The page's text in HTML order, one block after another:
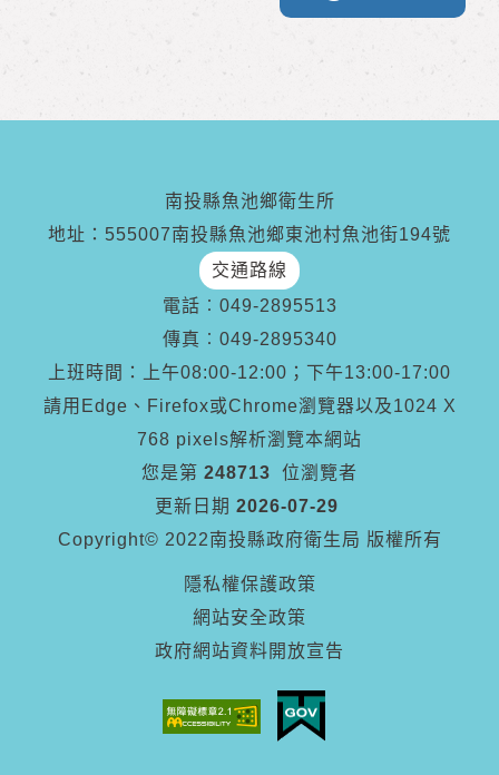
南投縣魚池鄉衛生所
地址：555007南投縣魚池鄉東池村魚池街194號
交通路線
電話︰ 049-2895513
傳真︰ 049-2895340
上班時間：上午08:00-12:00；下午13:00-17:00
請用Edge、Firefox或Chrome瀏覽器以及1024 X
768 pixels解析瀏覽本網站
您是第 248713
位瀏覽者
更新日期 2026-07-29
Copyright© 2022南投縣政府衛生局 版權所有
隱私權保護政策
網站安全政策
政府網站資料開放宣告